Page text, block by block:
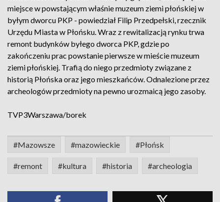
miejsce w powstającym właśnie muzeum ziemi płońskiej w
byłym dworcu PKP - powiedział Filip Przedpełski, rzecznik
Urzędu Miasta w Płońsku. Wraz z rewitalizacją rynku trwa
remont budynków byłego dworca PKP, gdzie po
zakończeniu prac powstanie pierwsze w mieście muzeum
ziemi płońskiej. Trafią do niego przedmioty związane z
historią Płońska oraz jego mieszkańców. Odnalezione przez
archeologów przedmioty na pewno urozmaicą jego zasoby.
TVP3Warszawa/borek
#Mazowsze #mazowieckie #Płońsk
#remont #kultura #historia #archeologia